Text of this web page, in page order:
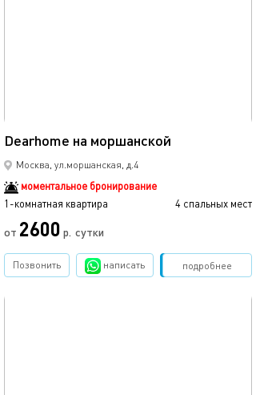
Dearhome на моршанской
Москва, ул.моршанская, д.4
моментальное бронирование
1-комнатная квартира
4 спальных мест
от 2600 р. сутки
подробнее
Позвонить написать Забронировать